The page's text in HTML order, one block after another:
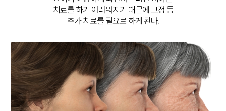
치료를 하기 어려워지기 때문에 교정 등
추가 치료를 필요로 하게 된다.